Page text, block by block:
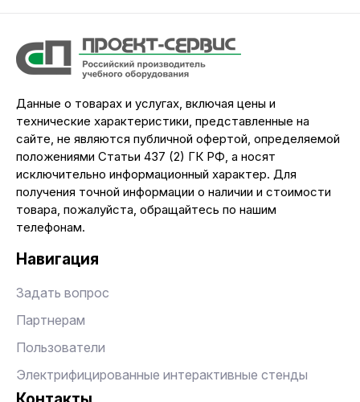
Данные о товарах и услугах, включая цены и
технические характеристики, представленные на
сайте, не являются публичной офертой, определяемой
положениями Статьи 437 (2) ГК РФ, а носят
исключительно информационный характер. Для
получения точной информации о наличии и стоимости
товара, пожалуйста, обращайтесь по нашим
телефонам.
Навигация
Задать вопрос
Партнерам
Пользователи
Электрифицированные интерактивные стенды